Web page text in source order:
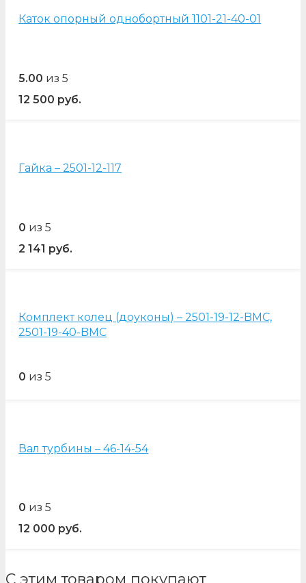
Каток опорный однобортный 1101-21-40-01
5.00 из 5
12 500 руб.
Гайка – 2501-12-117
0 из 5
2 141 руб.
Комплект колец (доуконы) – 2501-19-12-BMC,
2501-19-40-BMC
0 из 5
Вал турбины – 46-14-54
0 из 5
12 000 руб.
С этим товаром покупают